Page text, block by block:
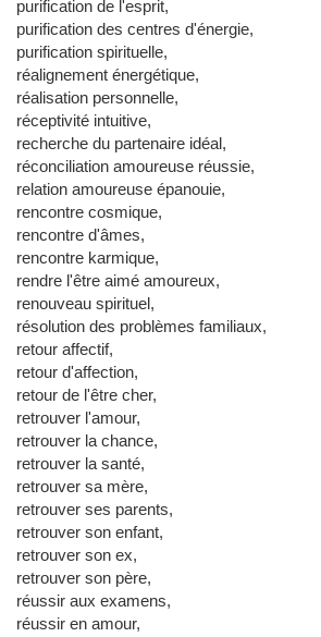
purification de l'esprit,
purification des centres d'énergie,
purification spirituelle,
réalignement énergétique,
réalisation personnelle,
réceptivité intuitive,
recherche du partenaire idéal,
réconciliation amoureuse réussie,
relation amoureuse épanouie,
rencontre cosmique,
rencontre d'âmes,
rencontre karmique,
rendre l'être aimé amoureux,
renouveau spirituel,
résolution des problèmes familiaux,
retour affectif,
retour d'affection,
retour de l'être cher,
retrouver l'amour,
retrouver la chance,
retrouver la santé,
retrouver sa mère,
retrouver ses parents,
retrouver son enfant,
retrouver son ex,
retrouver son père,
réussir aux examens,
réussir en amour,